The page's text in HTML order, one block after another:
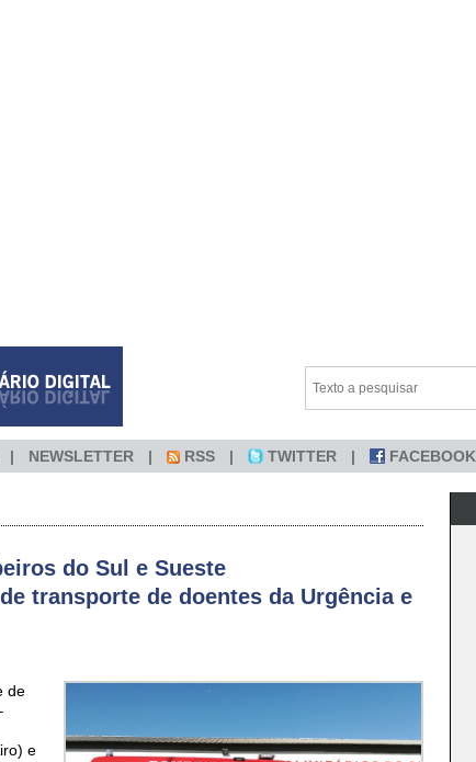
NEWSLETTER RSS TWITTER FACEBOOK
do Sul e Sueste
transporte de doentes da Urgência e
de
e